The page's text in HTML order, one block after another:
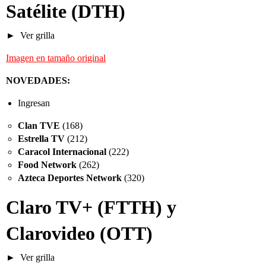
Satélite (DTH)
Ver grilla
Imagen en tamaño original
NOVEDADES:
Ingresan
Clan TVE (168)
Estrella TV (212)
Caracol Internacional (222)
Food Network (262)
Azteca Deportes Network (320)
Claro TV+ (FTTH) y
Clarovideo (OTT)
Ver grilla